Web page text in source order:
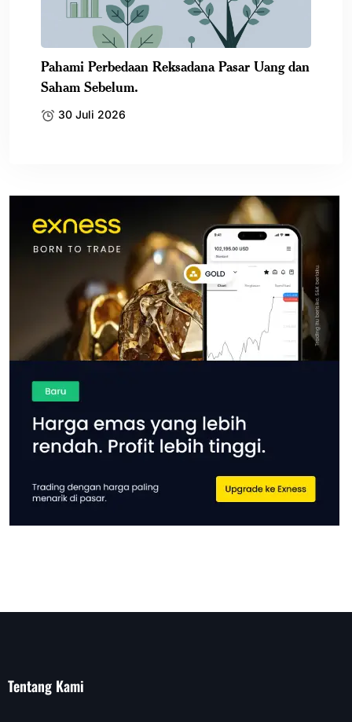
Pahami Perbedaan Reksadana Pasar Uang dan
Saham Sebelum.
30 Juli 2026
Tentang Kami